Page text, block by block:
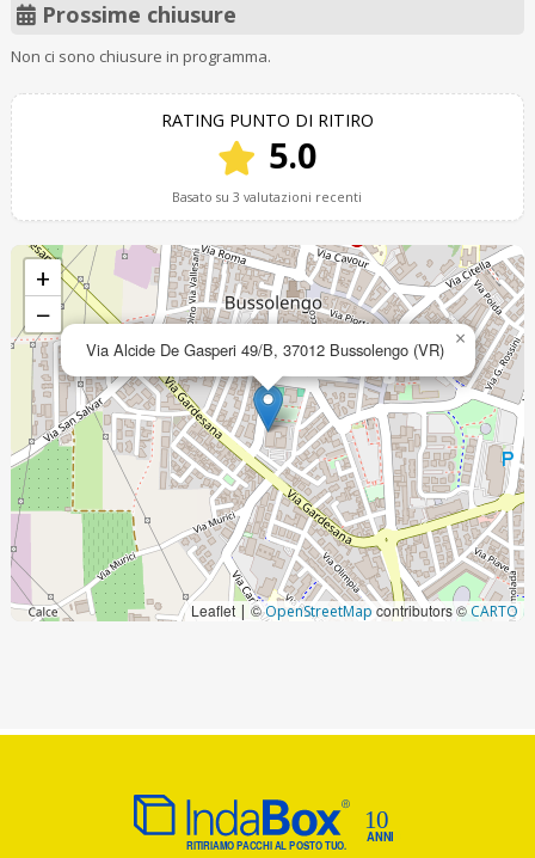
Prossime chiusure
Non ci sono chiusure in programma.
RATING PUNTO DI RITIRO
5.0
Basato su 3 valutazioni recenti
Via Alcide De Gasperi 49/B, 37012 Bussolengo (VR) ×
+
−
Leaflet | ©OpenStreetMap contributors ©CARTO